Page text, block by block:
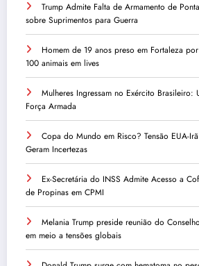
Trump Admite Falta de Armamento de
sobre Suprimentos para Guerra
Homem de 19 anos preso em Fortaleza
100 animais em lives
Mulheres Ingressam no Exército
Força Armada
Copa do Mundo em Risco? Tensão EUA-
Geram Incertezas
Ex-Secretária do INSS Admite Acesso a
de Propinas em CPMI
Melania Trump preside reunião do
em meio a tensões globais